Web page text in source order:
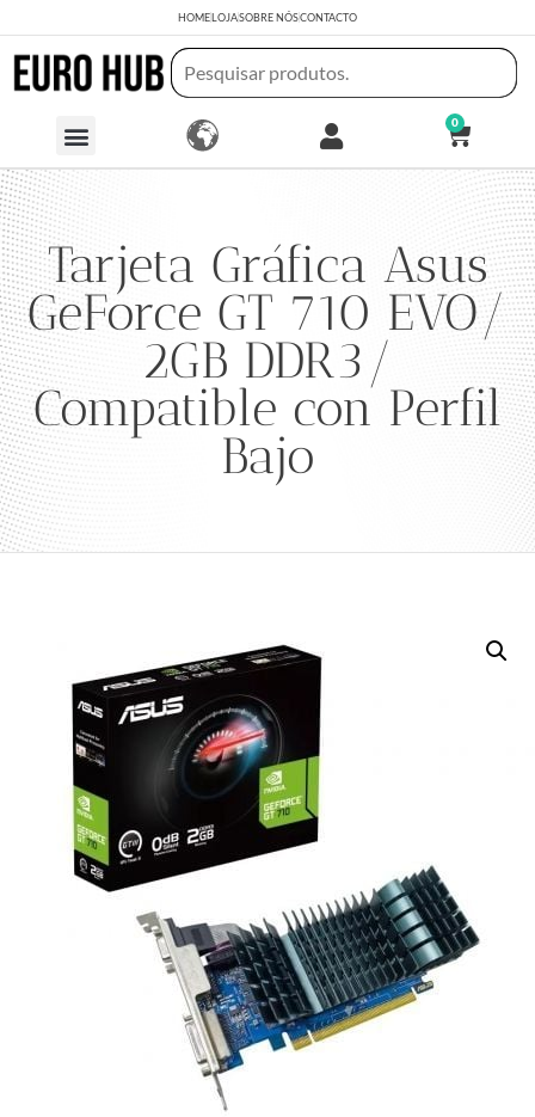
HOMELOJASOBRE NÓSCONTACTO
0
Tarjeta Gráfica Asus
GeForce GT 710 EVO/
2GB DDR3/
Compatible con Perfil
Bajo